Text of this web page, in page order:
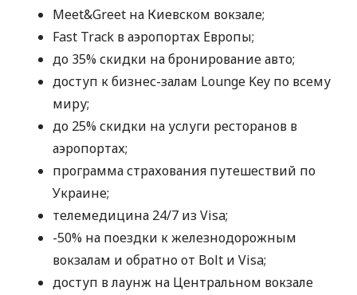
Meet&Greet на Киевском вокзале;
Fast Track в аэропортах Европы;
до 35% скидки на бронирование авто;
доступ к бизнес-залам Lounge Key по всему
миру;
до 25% скидки на услуги ресторанов в
аэропортах;
программа страхования путешествий по
Украине;
телемедицина 24/7 из Visa;
-50% на поездки к железнодорожным
вокзалам и обратно от Bolt и Visa;
доступ в лаунж на Центральном вокзале